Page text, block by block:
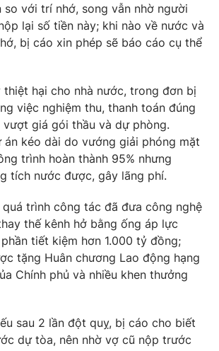
so với trí nhớ, song vẫn nhờ người
lại số tiền này; khi nào về nước và
bị cáo xin phép sẽ báo cáo cụ thể
thiệt hại cho nhà nước, trong đơn bị
việc nghiệm thu, thanh toán đúng
giá gói thầu và dự phòng.
án kéo dài do vướng giải phóng mặt
trình hoàn thành 95% nhưng
tích nước được, gây lãng phí.
quá trình công tác đã đưa công nghệ
thế kênh hở bằng ống áp lực
tiết kiệm hơn 1.000 tỷ đồng;
tặng Huân chương Lao động hạng
Chính phủ và nhiều khen thưởng
sau 2 lần đột quỵ, bị cáo cho biết
dự tòa, nên nhờ vợ cũ nộp trước